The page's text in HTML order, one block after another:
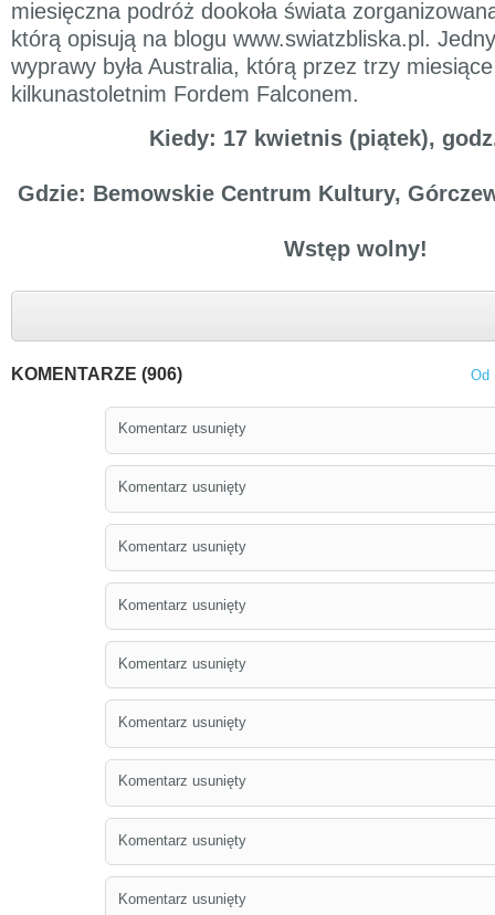
miesięczna podróż dookoła świata
którą opisują na blogu www.swiatzbliska.pl.
wyprawy była Australia, którą przez trzy
kilkunastoletnim Fordem Falconem.
Kiedy: 17 kwietnis (piątek),
Gdzie: Bemowskie Centrum Kultury,
Wstęp wolny!
KOMENTARZE (906) Od
Komentarz usunięty
Komentarz usunięty
Komentarz usunięty
Komentarz usunięty
Komentarz usunięty
Komentarz usunięty
Komentarz usunięty
Komentarz usunięty
Komentarz usunięty